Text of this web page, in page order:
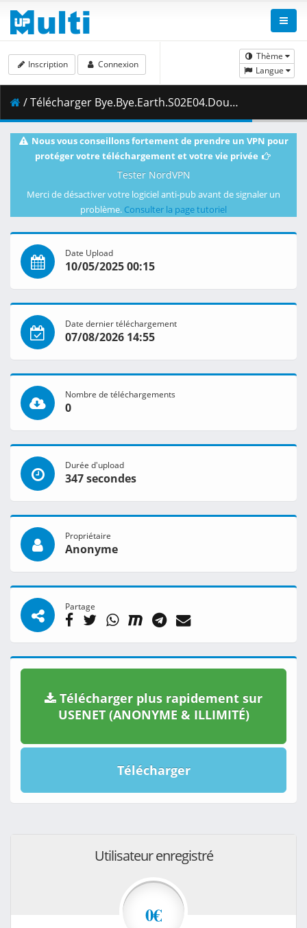
Thème
Langue
Inscription Connexion
/ Télécharger Bye.Bye.Earth.S02E04.Doubt.For.Love.of.Reason.1080p.CR.WEB-DL.DUAL.AAC2.0.H.264-VARYG.mkv.001 ( 480.91 MB )
Nous vous conseillons fortement de prendre un VPN pour
protéger votre téléchargement et votre vie privée
Tester NordVPN
Merci de désactiver votre logiciel anti-pub avant de signaler un
problème. Consulter la page tutoriel
Date Upload
10/05/2025 00:15
Date dernier téléchargement
07/08/2026 14:55
Nombre de téléchargements
0
Durée d'upload
347 secondes
Propriétaire
Anonyme
Partage
Télécharger plus rapidement sur
USENET (ANONYME & ILLIMITÉ)
Télécharger
Utilisateur enregistré
0€